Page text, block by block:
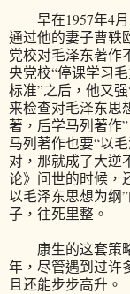
早在1957年4月
通过他的妻子曹轶
党校对毛泽东著作
央党校“停课学习
标准”之后，他又
来检查对毛泽东思
著，后学马列著作
马列著作也要“以
对，那就成了大逆
论》问世的时候，
以毛泽东思想为纲
子，往死里整。
康生的这套策略
年，尽管遇到过许
且还能步步高升。